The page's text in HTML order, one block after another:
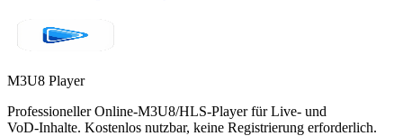
M3U8 Player
Professioneller Online‑M3U8/HLS‑Player für Live‑ und
VoD‑Inhalte. Kostenlos nutzbar, keine Registrierung erforderlich.